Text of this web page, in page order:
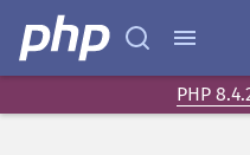
PHP